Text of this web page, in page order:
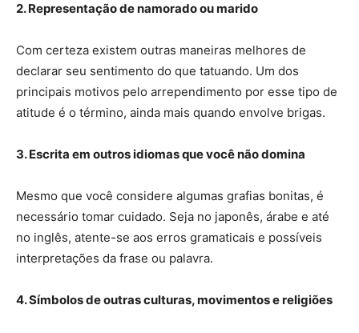
2. Representação de namorado ou marido
Com certeza existem outras maneiras melhores de
declarar seu sentimento do que tatuando. Um dos
principais motivos pelo arrependimento por esse tipo de
atitude é o término, ainda mais quando envolve brigas.
3. Escrita em outros idiomas que você não domina
Mesmo que você considere algumas grafias bonitas, é
necessário tomar cuidado. Seja no japonês, árabe e até
no inglês, atente-se aos erros gramaticais e possíveis
interpretações da frase ou palavra.
4. Símbolos de outras culturas, movimentos e religiões